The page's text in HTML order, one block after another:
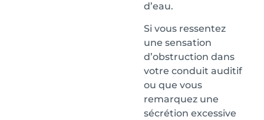
d’eau.
Si vous ressentez
une sensation
d’obstruction dans
votre conduit auditif
ou que vous
remarquez une
sécrétion excessive